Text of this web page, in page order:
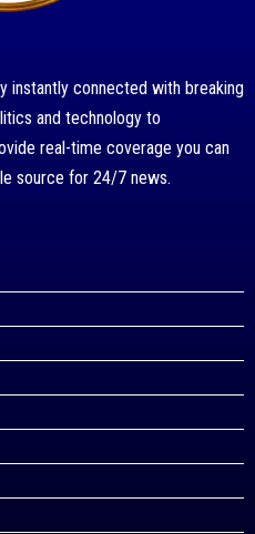
instantly connected with breaking
and technology to
real-time coverage you can
source for 24/7 news.